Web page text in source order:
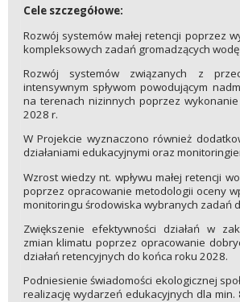
Cele szczegółowe:
Rozwój systemów małej retencji poprzez
kompleksowych zadań gromadzących
Rozwój systemów związanych z
intensywnym spływom powodującym
na terenach nizinnych poprzez
2028 r.
W Projekcie wyznaczono również
działaniami edukacyjnymi oraz
Wzrost wiedzy nt. wpływu małej retencji
poprzez opracowanie metodologii oceny
monitoringu środowiska wybranych zadań
Zwiększenie efektywności działań w
zmian klimatu poprzez opracowanie
działań retencyjnych do końca roku 2028.
Podniesienie świadomości ekologicznej
realizację wydarzeń edukacyjnych dla